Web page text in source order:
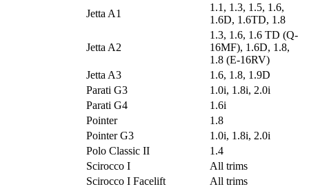
Jetta A1
1.1, 1.3, 1.5, 1.6,
1.6D, 1.6TD, 1.8
Jetta A2
1.3, 1.6, 1.6 TD (Q-
16MF), 1.6D, 1.8,
1.8 (E-16RV)
Jetta A3
1.6, 1.8, 1.9D
Parati G3
1.0i, 1.8i, 2.0i
Parati G4
1.6i
Pointer
1.8
Pointer G3
1.0i, 1.8i, 2.0i
Polo Classic II
1.4
Scirocco I
All trims
Scirocco I Facelift
All trims